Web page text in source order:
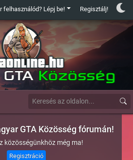
felhasználód? Lépj be! Regisztálj!
GTA Közösség fórumán!
közösségünkhöz még ma!
Regisztráció